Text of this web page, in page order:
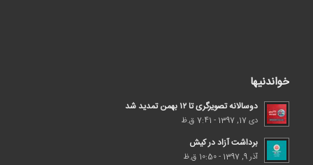
خواندنیها
دوسالانه تصویرگری تا ۱۲ بهمن تمدید شد
دی 17, 1397 - 7:41 ق.ظ
برداشت آزاد در کیش
آذر 9, 1397 - 10:50 ق.ظ